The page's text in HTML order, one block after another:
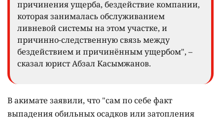
причинения ущерба, бездействие компании,
которая занималась обслуживанием
ливневой системы на этом участке, и
причинно-следственную связь между
бездействием и причинённым ущербом", –
сказал юрист Абзал Касымжанов.
В акимате заявили, что "сам по себе факт
выпадения обильных осадков или затопления